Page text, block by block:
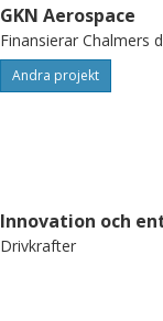
GKN Aerospace
Finansierar Chalmers
Andra projekt
Innovation och
Drivkrafter